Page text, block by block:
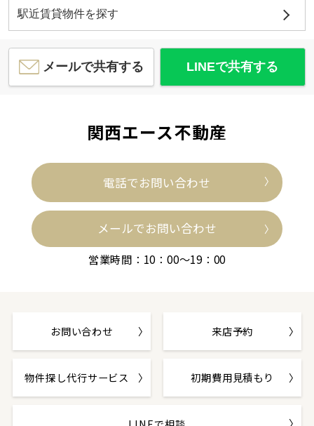
駅近賃貸物件を探す
メールで共有する LINEで共有する
関西エース不動産
電話でお問い合わせ
メールでお問い合わせ
営業時間：10：00～19：00
お問い合わせ 来店予約
物件探し代行サービス 初期費用見積もり